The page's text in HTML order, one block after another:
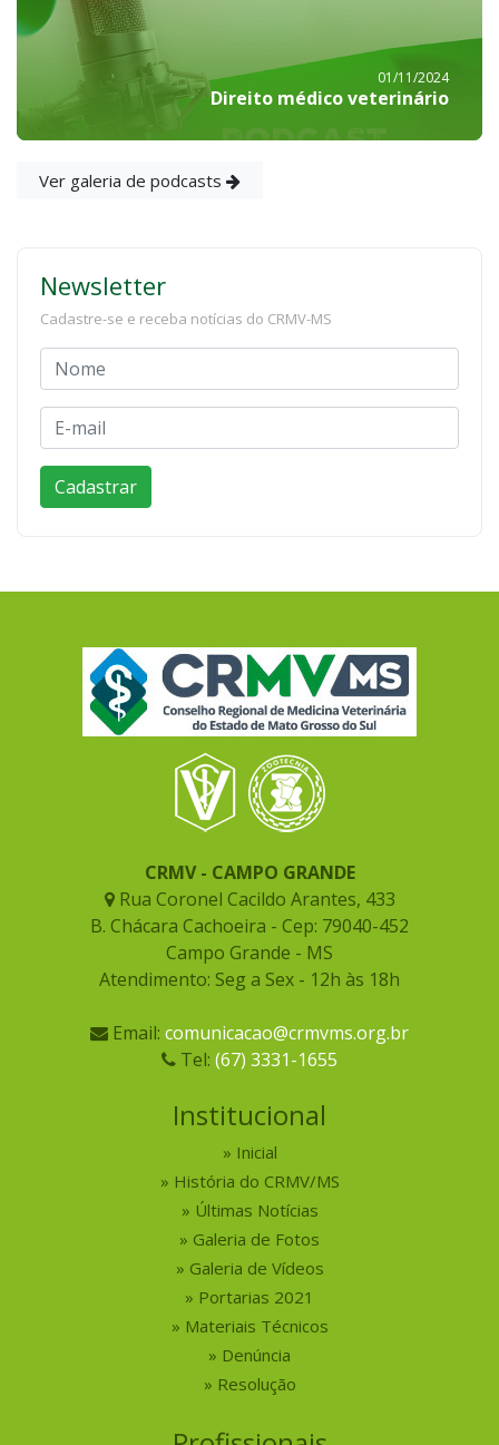
01/11/2024
Direito médico veterinário
Ver galeria de podcasts
Newsletter
Cadastre-se e receba notícias do CRMV-MS
CRMV - CAMPO GRANDE
Rua Coronel Cacildo Arantes, 433
B. Chácara Cachoeira - Cep: 79040-452
Campo Grande - MS
Atendimento: Seg a Sex - 12h às 18h
Email: comunicacao@crmvms.org.br
Tel: (67) 3331-1655
Institucional
Inicial
História do CRMV/MS
Últimas Notícias
Galeria de Fotos
Galeria de Vídeos
Portarias 2021
Materiais Técnicos
Denúncia
Resolução